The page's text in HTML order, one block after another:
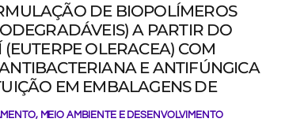
DE BIOPOLÍMEROS
A PARTIR DO
OLERACEA) COM
E ANTIFÚNGICA
EM EMBALAGENS DE
MEIO AMBIENTE E DESENVOLVIMENTO